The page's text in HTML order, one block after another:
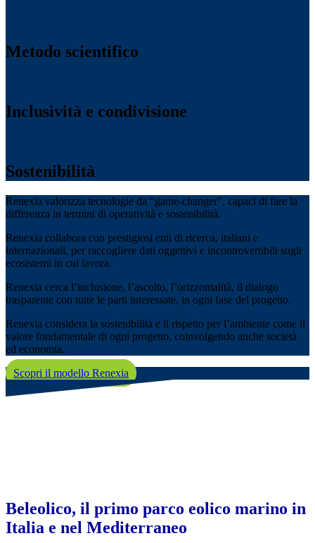
Metodo scientifico
Inclusività e condivisione
Sostenibilità
Renexia valorizza tecnologie da “game-changer”, capaci di fare la
differenza in termini di operatività e sostenibilità.
Renexia collabora con prestigiosi enti di ricerca, italiani e
internazionali, per raccogliere dati oggettivi e incontrovertibili sugli
ecosistemi in cui lavora.
Renexia cerca l’inclusione, l’ascolto, l’orizzontalità, il dialogo
trasparente con tutte le parti interessate, in ogni fase del progetto.
Renexia considera la sostenibilità e il rispetto per l’ambiente come il
valore fondamentale di ogni progetto, coinvolgendo anche società
ed economia.
Scopri il modello Renexia
Beleolico, il primo parco eolico marino in
Italia e nel Mediterraneo